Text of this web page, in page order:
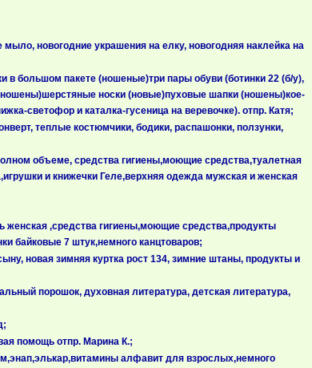
новогодние украшения на елку, новогодняя наклейка на
в большом пакете (ношеные)три пары обуви (ботинки 22 (б/у),
носки (новые)пуховые шапки (ношены)кое-
светофор и каталка-гусеница на веревочке). отпр. Катя;
теплые костюмчики, бодики, распашонки, ползунки,
объеме, средства гигиены,моющие средства,туалетная
и книжечки Геле,верхняя одежда мужская и женская
женская ,средства гигиены,моющие средства,продукты
байковые 7 штук,немного канцтоваров;
новая зимняя куртка рост 134, зимние штаны, продукты и
порошок, духовная литература, детская литература,
помощь отпр. Марина К.;
алфавит для взрослых,немного